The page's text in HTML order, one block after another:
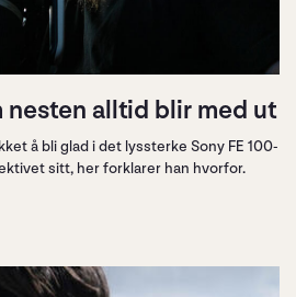
alltid blir med ut
å bli glad i det lyssterke Sony FE 100-
sitt, her forklarer han hvorfor.